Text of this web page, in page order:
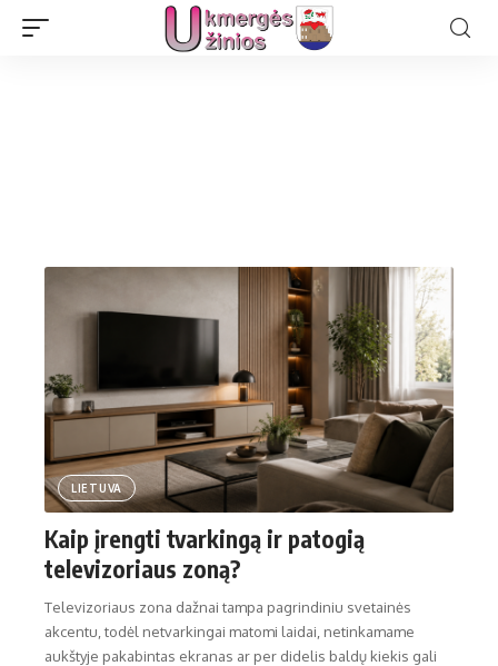
LIETUVA
Kaip įrengti tvarkingą ir patogią
televizoriaus zoną?
Televizoriaus zona dažnai tampa pagrindiniu svetainės
akcentu, todėl netvarkingai matomi laidai, netinkamame
aukštyje pakabintas ekranas ar per didelis baldų kiekis gali